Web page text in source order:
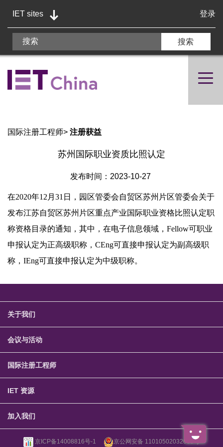
IET sites 登录
国际注册工程师> 注册获益
苏州国际职业资质比照认定
发布时间：2023-10-27
在2020年12月31日，园区管委会自贸区苏州片区管委会关于
发布江苏自贸区苏州片区重点产业国际职业资格比照认定职
称资格目录的通知，其中，在电子信息领域，Fellow可职业
申报认定为正高级职称，CEng可直接申报认定为副高级职
称，IEng可直接申报认定为中级职称。
关于我们
会议与活动
国际注册工程师
IET 资源
加入我们
京ICP备14008816号-1 京公网安备 11010502032083号